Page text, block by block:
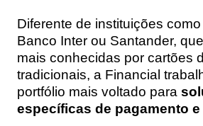
Diferente de instituições como
Banco Inter ou Santander,
mais conhecidas por cartões
tradicionais, a Financial
portfólio mais voltado para
específicas de pagamento